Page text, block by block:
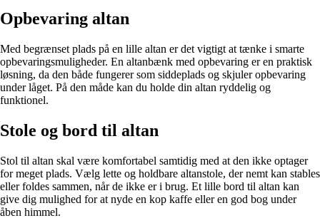
Opbevaring altan
Med begrænset plads på en lille altan er det vigtigt at tænke i smarte
opbevaringsmuligheder. En altanbænk med opbevaring er en praktisk
løsning, da den både fungerer som siddeplads og skjuler opbevaring
under låget. På den måde kan du holde din altan ryddelig og
funktionel.
Stole og bord til altan
Stol til altan skal være komfortabel samtidig med at den ikke optager
for meget plads. Vælg lette og holdbare altanstole, der nemt kan stables
eller foldes sammen, når de ikke er i brug. Et lille bord til altan kan
give dig mulighed for at nyde en kop kaffe eller en god bog under
åben himmel.